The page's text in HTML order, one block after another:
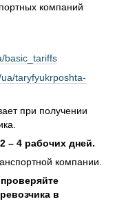
компаний
basic_tariffs
taryfyukrposhta-
при получении
– 4 рабочих дней.
компании.
в